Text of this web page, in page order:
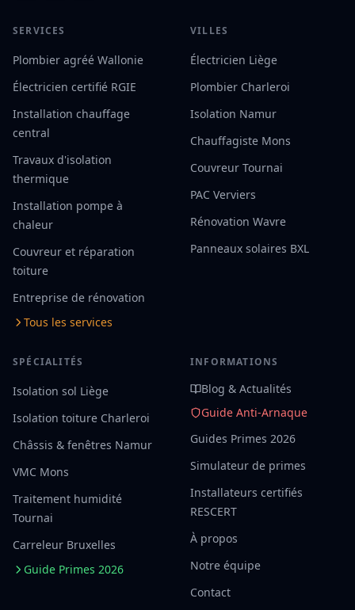
SERVICES
Plombier agréé Wallonie
Électricien certifié RGIE
Installation chauffage
central
Travaux d'isolation
thermique
Installation pompe à
chaleur
Couvreur et réparation
toiture
Entreprise de rénovation
Tous les services
VILLES
Électricien Liège
Plombier Charleroi
Isolation Namur
Chauffagiste Mons
Couvreur Tournai
PAC Verviers
Rénovation Wavre
Panneaux solaires BXL
SPÉCIALITÉS
Isolation sol Liège
Isolation toiture Charleroi
Châssis & fenêtres Namur
VMC Mons
Traitement humidité
Tournai
Carreleur Bruxelles
Guide Primes 2026
INFORMATIONS
Blog & Actualités
Guide Anti-Arnaque
Guides Primes 2026
Simulateur de primes
Installateurs certifiés
RESCERT
À propos
Notre équipe
Contact